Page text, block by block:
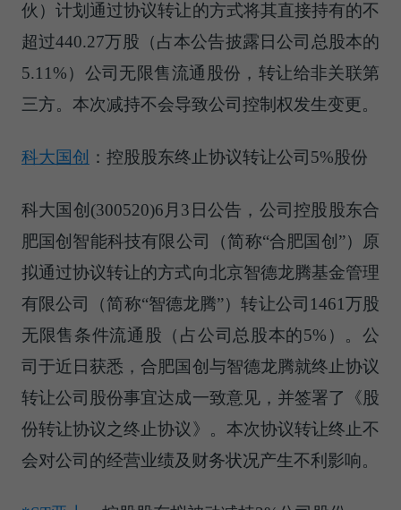
伙）计划通过协议转让的方式将其直接持有的不
超过440.27万股（占本公告披露日公司总股本的
5.11%）公司无限售流通股份，转让给非关联第
三方。本次减持不会导致公司控制权发生变更。
科大国创 ：控股股东终止协议转让公司5%股份
科大国创(300520)6月3日公告，公司控股股东合
肥国创智能科技有限公司（简称“合肥国创”）原
拟通过协议转让的方式向北京智德龙腾基金管理
有限公司（简称“智德龙腾”）转让公司1461万股
无限售条件流通股（占公司总股本的5%）。公
司于近日获悉，合肥国创与智德龙腾就终止协议
转让公司股份事宜达成一致意见，并签署了《股
份转让协议之终止协议》。本次协议转让终止不
会对公司的经营业绩及财务状况产生不利影响。